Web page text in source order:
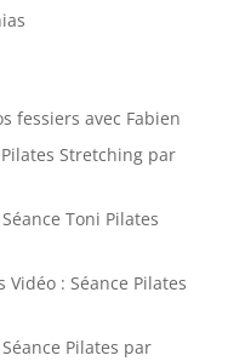
fessiers avec Fabien
Stretching par
Toni Pilates
Vidéo : Séance Pilates
Pilates par